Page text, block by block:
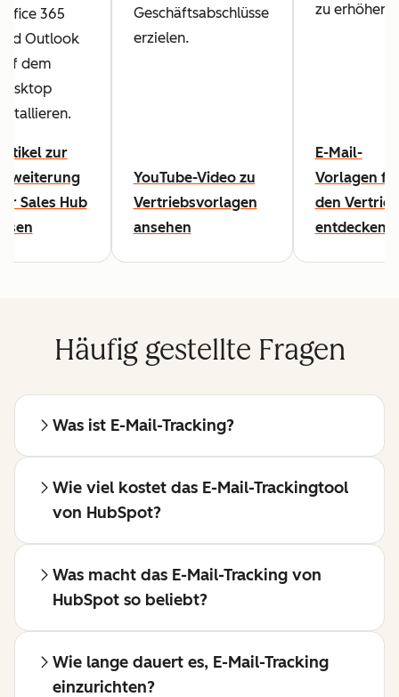
365
Outlook
dem
zur
Sales Hub
Geschäftsabschlüsse
erzielen.
YouTube-Video zu
Vertriebsvorlagen
ansehen
zu erhöhen.
E-Mail-
Vorlagen
den Vertrieb
entdecken
Häufig gestellte Fragen
Was ist E-Mail-Tracking?
Wie viel kostet das E-Mail-Trackingtool
von HubSpot?
Was macht das E-Mail-Tracking von
HubSpot so beliebt?
Wie lange dauert es, E-Mail-Tracking
einzurichten?